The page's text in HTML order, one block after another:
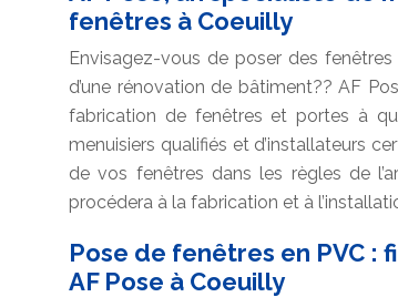
fenêtres à Coeuilly
Envisagez-vous de poser des
d’une rénovation de bâtiment?? AF
fabrication de fenêtres et portes à
menuisiers qualifiés et d’installateurs
de vos fenêtres dans les règles de
procédera à la fabrication et à
Pose de fenêtres en PVC :
AF Pose à Coeuilly